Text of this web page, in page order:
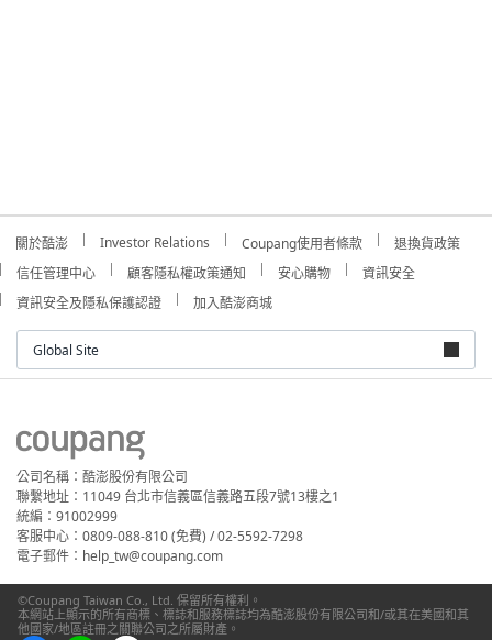
關於酷澎 Investor Relations Coupang使用者條款
退換貨政策
信任管理中心
顧客隱私權政策通知 安心購物
資訊安全
資訊安全及隱私保護認證
加入酷澎商城
Global Site
公司名稱：酷澎股份有限公司
聯繫地址：11049 台北市信義區信義路五段7號13樓之1
統編：91002999
客服中心：0809-088-810 (免費) / 02-5592-7298
電子郵件：help_tw@coupang.com
©Coupang Taiwan Co., Ltd. 保留所有權利。
本網站上顯示的所有商標、標誌和服務標誌均為酷澎股份有限公司和/或其在美國和其
他國家/地區註冊之關聯公司之所屬財產。